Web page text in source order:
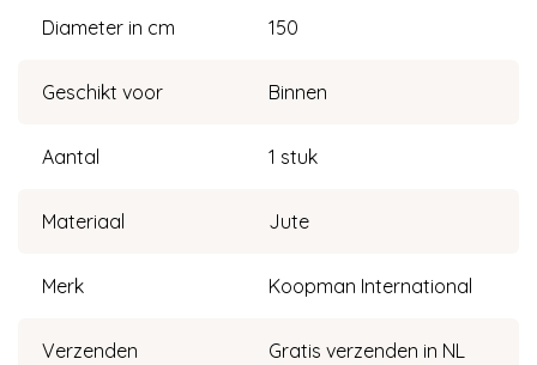
Diameter in cm 150
Geschikt voor Binnen
Aantal 1 stuk
Materiaal Jute
Merk Koopman International
Verzenden
Gratis verzenden in NL